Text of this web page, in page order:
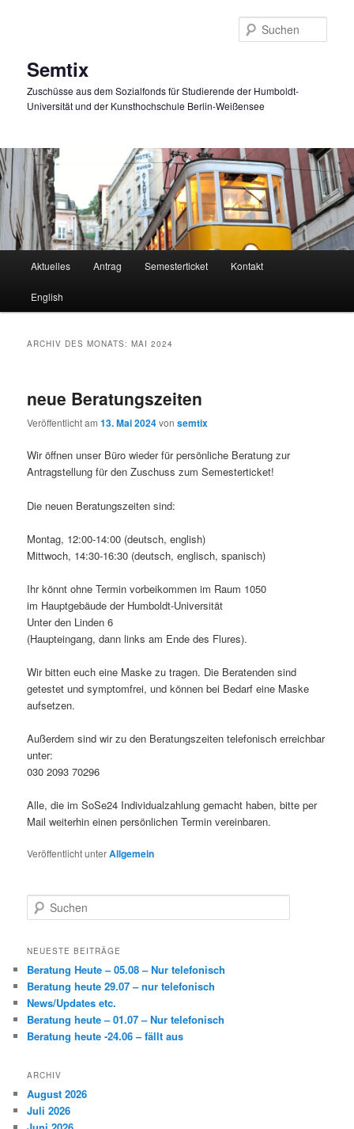
Semtix
Zuschüsse aus dem Sozialfonds für Studierende der Humboldt-
Universität und der Kunsthochschule Berlin-Weißensee
Aktuelles Antrag Semesterticket Kontakt
English
ARCHIV DES MONATS:MAI 2024
neue Beratungszeiten
Veröffentlicht am13. Mai 2024vonsemtix
Wir öffnen unser Büro wieder für persönliche Beratung zur
Antragstellung für den Zuschuss zum Semesterticket!
Die neuen Beratungszeiten sind:
Montag, 12:00-14:00 (deutsch, english)
Mittwoch, 14:30-16:30 (deutsch, englisch, spanisch)
Ihr könnt ohne Termin vorbeikommen im Raum 1050
im Hauptgebäude der Humboldt-Universität
Unter den Linden 6
(Haupteingang, dann links am Ende des Flures).
Wir bitten euch eine Maske zu tragen. Die Beratenden sind
getestet und symptomfrei, und können bei Bedarf eine Maske
aufsetzen.
Außerdem sind wir zu den Beratungszeiten telefonisch erreichbar
unter:
030 2093 70296
Alle, die im SoSe24 Individualzahlung gemacht haben, bitte per
Mail weiterhin einen persönlichen Termin vereinbaren.
Veröffentlicht unterAllgemein
u
h
n
NEUESTE BEITRÄGE
Beratung Heute – 05.08 – Nur telefonisch
Beratung heute 29.07 – nur telefonisch
News/Updates etc.
Beratung heute – 01.07 – Nur telefonisch
Beratung heute -24.06 – fällt aus
ARCHIV
August 2026
Juli 2026